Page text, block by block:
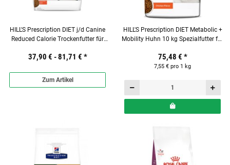
HILL'S Prescription DIET j/d Canine
Reduced Calorie Trockenfutter für
37,90 € -81,71 € *
Zum Artikel
HILL'S Prescription DIET Metabolic +
Mobility Huhn 10 kg Spezialfutter für
75,48 € *
7,55 € pro 1 kg